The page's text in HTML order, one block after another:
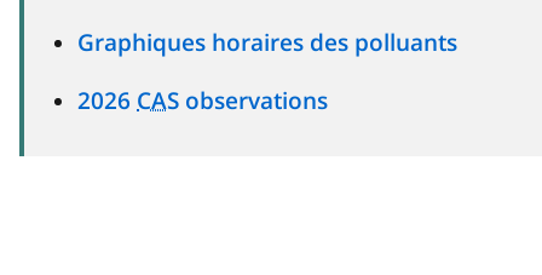
Graphiques horaires des polluants
2026 CAS observations